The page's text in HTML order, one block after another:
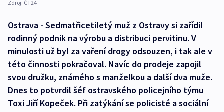
Zdroj: ČT24
Ostrava - Sedmatřicetiletý muž z Ostravy si zařídil
rodinný podnik na výrobu a distribuci pervitinu. V
minulosti už byl za vaření drogy odsouzen, i tak ale v
této činnosti pokračoval. Navíc do prodeje zapojil
svou družku, známého s manželkou a další dva muže.
Dnes to potvrdil šéf ostravského policejního týmu
Toxi Jiří Kopeček. Při zatýkání se policisté a sociální